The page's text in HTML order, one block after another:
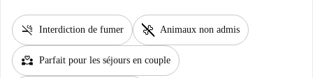
smoke_free Interdiction de fumer pet_supplies Animaux non admis
partner_heart Parfait pour les séjours en couple